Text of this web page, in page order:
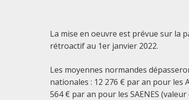
La mise en oeuvre est prévue sur la
rétroactif au 1er janvier 2022.
Les moyennes normandes
nationales : 12 276 € par an pour les
564 € par an pour les SAENES (valeur